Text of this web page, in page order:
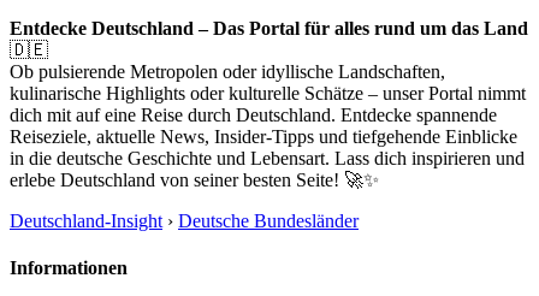
Entdecke Deutschland – Das Portal für alles rund um das Land
🇩🇪
Ob pulsierende Metropolen oder idyllische Landschaften,
kulinarische Highlights oder kulturelle Schätze – unser Portal nimmt
dich mit auf eine Reise durch Deutschland. Entdecke spannende
Reiseziele, aktuelle News, Insider-Tipps und tiefgehende Einblicke
in die deutsche Geschichte und Lebensart. Lass dich inspirieren und
erlebe Deutschland von seiner besten Seite! 🚀✨
Deutschland-Insight › Deutsche Bundesländer
Informationen